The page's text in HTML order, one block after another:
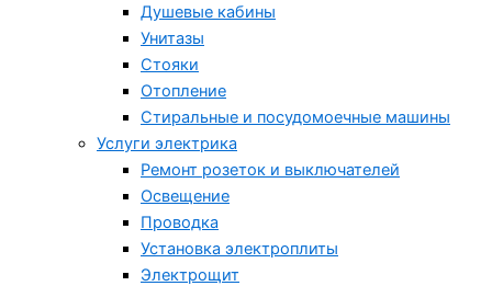
Душевые кабины
Унитазы
Стояки
Отопление
Стиральные и посудомоечные машины
Услуги электрика
Ремонт розеток и выключателей
Освещение
Проводка
Установка электроплиты
Электрощит